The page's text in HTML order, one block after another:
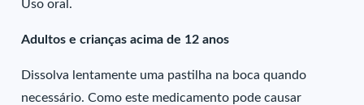
Uso oral.
Adultos e crianças acima de 12 anos
Dissolva lentamente uma pastilha na boca quando
necessário. Como este medicamento pode causar